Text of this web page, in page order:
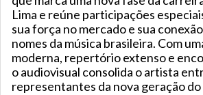
Lima e reúne participações
sua força no mercado e sua
nomes da música brasileira. Com
moderna, repertório extenso e
o audiovisual consolida o artista
representantes da nova geração do